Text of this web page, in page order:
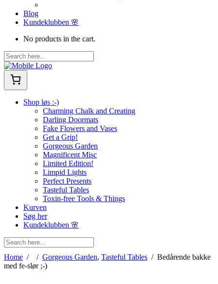
Blog
Kundeklubben 🌸
No products in the cart.
Shop løs :-)
Charming Chalk and Creating
Darling Doormats
Fake Flowers and Vases
Get a Grip!
Gorgeous Garden
Magnificent Misc
Limited Edition!
Limpid Lights
Perfect Presents
Tasteful Tables
Toxin-free Tools & Things
Kurven
Søg her
Kundeklubben 🌸
Home / / Gorgeous Garden, Tasteful Tables / Bedårende bakke
med fe-slør ;-)